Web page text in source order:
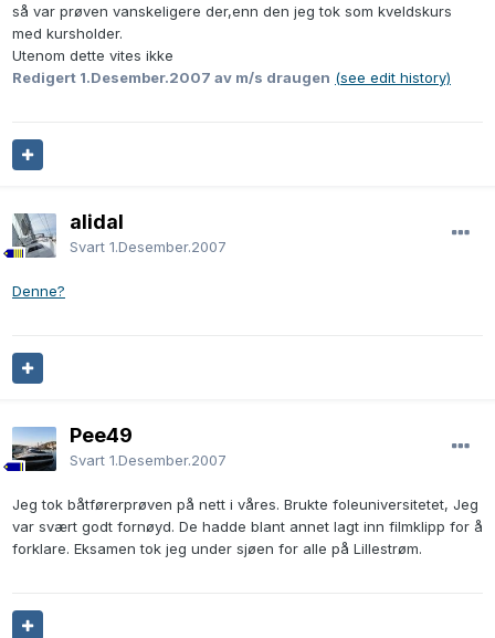
så var prøven vanskeligere der,enn den jeg tok som kveldskurs
med kursholder.
Utenom dette vites ikke
Redigert 1.Desember.2007 av m/s draugen (see edit history)
alidal
Svart 1.Desember.2007
Denne?
Pee49
Svart 1.Desember.2007
Jeg tok båtførerprøven på nett i våres. Brukte foleuniversitetet, Jeg
var svært godt fornøyd. De hadde blant annet lagt inn filmklipp for å
forklare. Eksamen tok jeg under sjøen for alle på Lillestrøm.